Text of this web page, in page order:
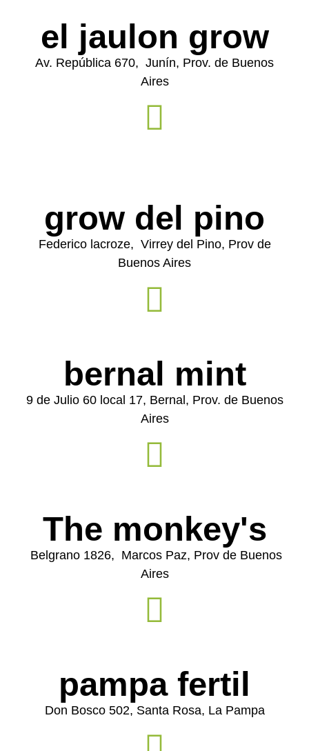
el jaulon grow
Av. República 670, Junín, Prov. de Buenos
Aires
grow del pino
Federico lacroze, Virrey del Pino, Prov de
Buenos Aires
bernal mint
9 de Julio 60 local 17, Bernal, Prov. de Buenos
Aires
The monkey's
Belgrano 1826, Marcos Paz, Prov de Buenos
Aires
pampa fertil
Don Bosco 502, Santa Rosa, La Pampa